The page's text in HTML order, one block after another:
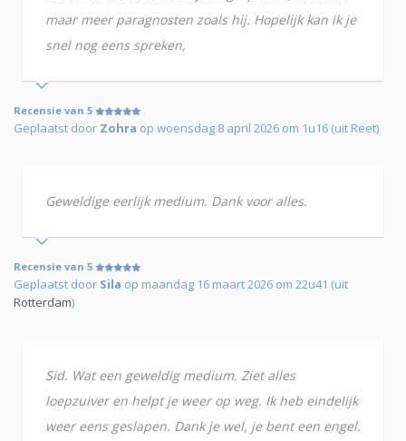
maar meer paragnosten zoals hij. Hopelijk kan ik je
snel nog eens spreken,
Recensie van 5
Geplaatst door Zohra op woensdag 8 april 2026 om 1u16 (uit Reet)
Geweldige eerlijk medium. Dank voor alles.
Recensie van 5
Geplaatst door Sila op maandag 16 maart 2026 om 22u41 (uit
Rotterdam)
Sid. Wat een geweldig medium. Ziet alles
loepzuiver en helpt je weer op weg. Ik heb eindelijk
weer eens geslapen. Dank je wel, je bent een engel.